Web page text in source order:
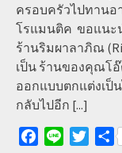
ครอบครัวไปทานอ
โรแมนติค ขอแนะ
ร้านริมผาลาภิณ
เป็น ร้านของคุณโ
ออกแบบตกแต่งเป็
กลับไปอีก [...]
Facebook
Line Twitter